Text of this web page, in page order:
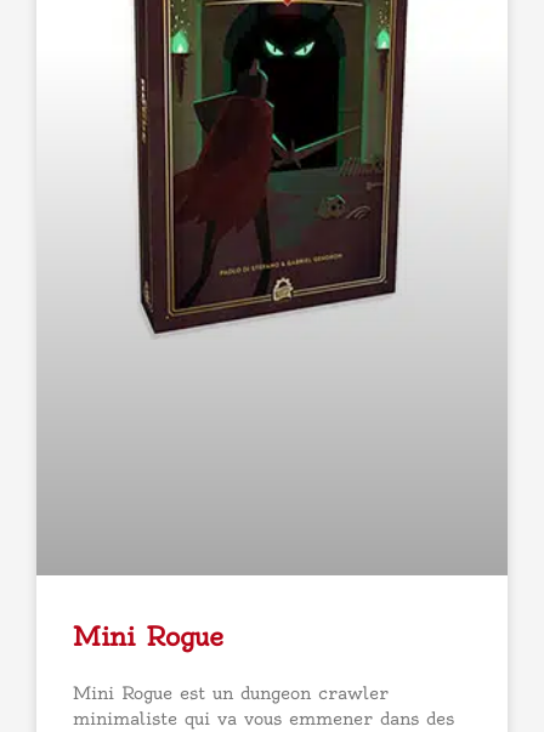
Mini Rogue
Mini Rogue est un dungeon crawler
minimaliste qui va vous emmener dans des